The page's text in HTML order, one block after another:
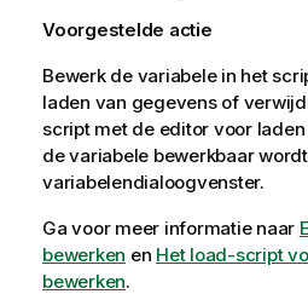
Voorgestelde actie
Bewerk de variabele in het
laden van gegevens of
script met de editor voor
de variabele bewerkbaar
variabelendialoogvenster.
Ga voor meer informatie naar
bewerken en Het load-script
bewerken.